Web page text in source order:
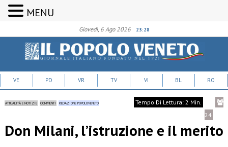
Giovedì, 6 Ago 2026 23:28
VE PD VR TV VI BL RO
ATTUALITÀ E NOTIZIE COMMENTI REDAZIONE POPOLOVENETO
Tempo Di Lettura: 2 Min.
24
Don Milani, l’istruzione e il merito
MENU